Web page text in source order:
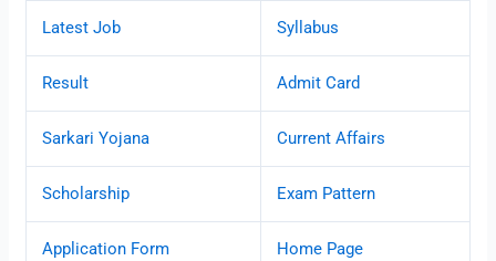
Latest Job Syllabus
Result Admit Card
Sarkari Yojana Current Affairs
Scholarship Exam Pattern
Application Form Home Page